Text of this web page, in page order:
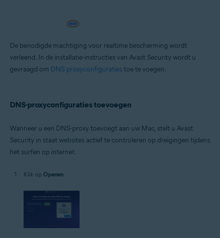
De benodigde machtiging voor realtime bescherming wordt
verleend. In de installatie-instructies van Avast Security wordt u
gevraagd om DNS proxyconfiguratiestoe te voegen.
DNS-proxyconfiguraties toevoegen
Wanneer u een DNS-proxy toevoegt aan uw Mac, stelt u Avast
Security in staat websites actief te controleren op dreigingen tijdens
het surfen op internet.
Klik op Openen